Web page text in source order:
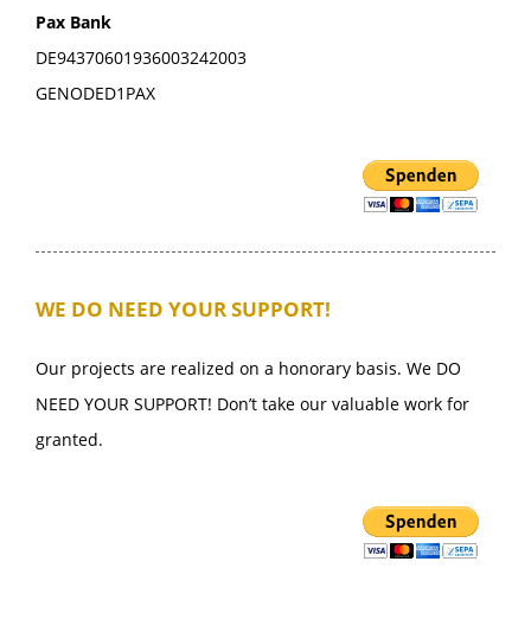
Pax Bank
DE94370601936003242003
GENODED1PAX
WE DO NEED YOUR SUPPORT!
Our projects are realized on a honorary basis. We DO
NEED YOUR SUPPORT! Don’t take our valuable work for
granted.